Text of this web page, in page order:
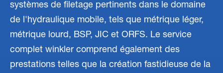
systèmes de filetage pertinents dans le domaine
de l'hydraulique mobile, tels que métrique léger,
métrique lourd, BSP, JIC et ORFS. Le service
complet winkler comprend également des
prestations telles que la création fastidieuse de la